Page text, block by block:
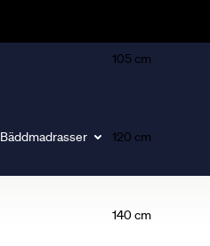
Bäddmadrasser
105 cm
120 cm
140 cm